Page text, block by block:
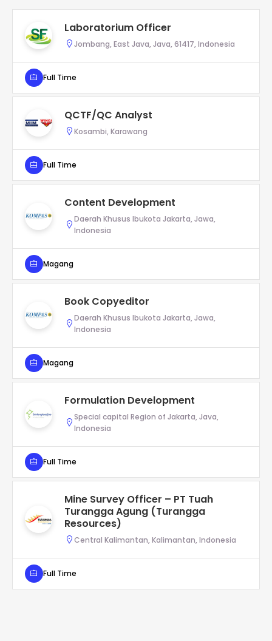
Laboratorium Officer
Jombang, East Java, Java, 61417, Indonesia
Full Time
QCTF/QC Analyst
Kosambi, Karawang
Full Time
Content Development
Daerah Khusus Ibukota Jakarta, Jawa,
Indonesia
Magang
Book Copyeditor
Daerah Khusus Ibukota Jakarta, Jawa,
Indonesia
Magang
Formulation Development
Special capital Region of Jakarta, Java,
Indonesia
Full Time
Mine Survey Officer – PT Tuah
Turangga Agung (Turangga
Resources)
Central Kalimantan, Kalimantan, Indonesia
Full Time